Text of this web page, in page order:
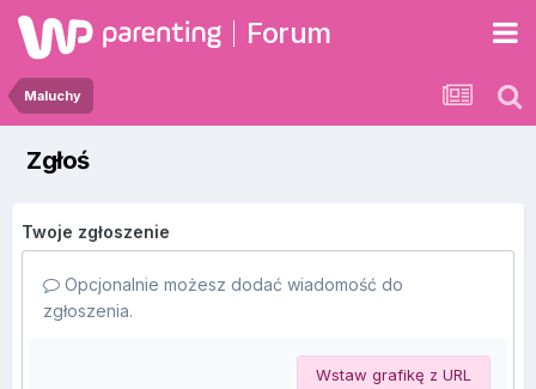
Forum
Maluchy
Zgłoś
Twoje zgłoszenie
Opcjonalnie możesz dodać wiadomość do
zgłoszenia.
Wstaw grafikę z URL